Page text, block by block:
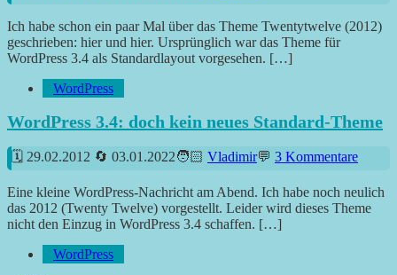
Ich habe schon ein paar Mal über das Theme Twentytwelve (2012)
geschrieben: hier und hier. Ursprünglich war das Theme für
WordPress 3.4 als Standardlayout vorgesehen. […]
WordPress
WordPress 3.4: doch kein neues Standard-Theme
29.02.2012 03.01.2022 Vladimir 3 Kommentare
Eine kleine WordPress-Nachricht am Abend. Ich habe noch neulich
das 2012 (Twenty Twelve) vorgestellt. Leider wird dieses Theme
nicht den Einzug in WordPress 3.4 schaffen. […]
WordPress